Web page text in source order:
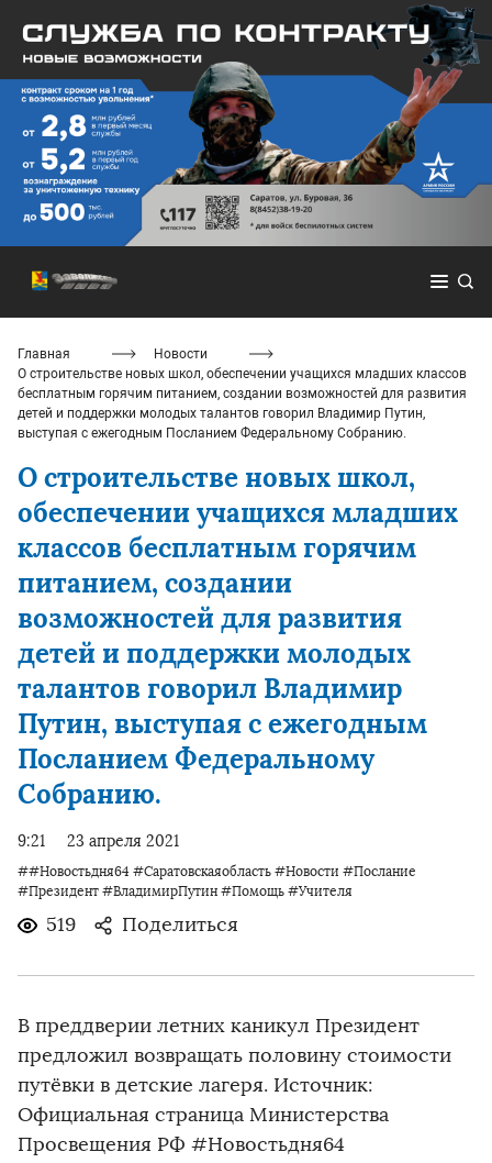
Главная
Новости
О строительстве новых школ, обеспечении учащихся младших классов
бесплатным горячим питанием, создании возможностей для развития
детей и поддержки молодых талантов говорил Владимир Путин,
выступая с ежегодным Посланием Федеральному Собранию.
О строительстве новых школ,
обеспечении учащихся младших
классов бесплатным горячим
питанием, создании
возможностей для развития
детей и поддержки молодых
талантов говорил Владимир
Путин, выступая с ежегодным
Посланием Федеральному
Собранию.
9:21 23 апреля 2021
##Новостьдня64 #Саратовскаяобласть #Новости #Послание
#Президент #ВладимирПутин #Помощь #Учителя
519 Поделиться
В преддверии летних каникул Президент
предложил возвращать половину стоимости
путёвки в детские лагеря. Источник:
Официальная страница Министерства
Просвещения РФ #Новостьдня64